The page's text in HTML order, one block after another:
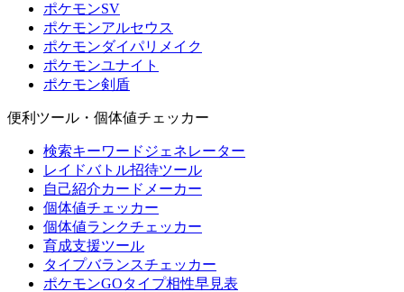
ポケモンSV
ポケモンアルセウス
ポケモンダイパリメイク
ポケモンユナイト
ポケモン剣盾
便利ツール・個体値チェッカー
検索キーワードジェネレーター
レイドバトル招待ツール
自己紹介カードメーカー
個体値チェッカー
個体値ランクチェッカー
育成支援ツール
タイプバランスチェッカー
ポケモンGOタイプ相性早見表